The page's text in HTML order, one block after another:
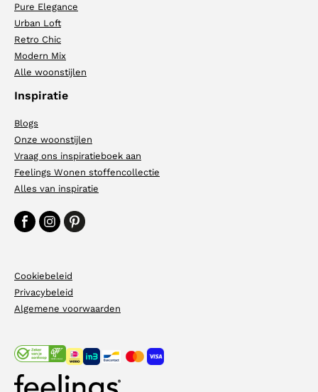
Pure Elegance
Urban Loft
Retro Chic
Modern Mix
Alle woonstijlen
Inspiratie
Blogs
Onze woonstijlen
Vraag ons inspiratieboek aan
Feelings Wonen stoffencollectie
Alles van inspiratie
Cookiebeleid
Privacybeleid
Algemene voorwaarden